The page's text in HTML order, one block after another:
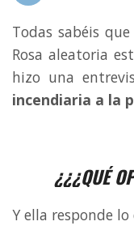
Todas sabéis
Rosa aleatoria
hizo una
incendiaria a la
¿¿¿QUÉ
Y ella responde lo